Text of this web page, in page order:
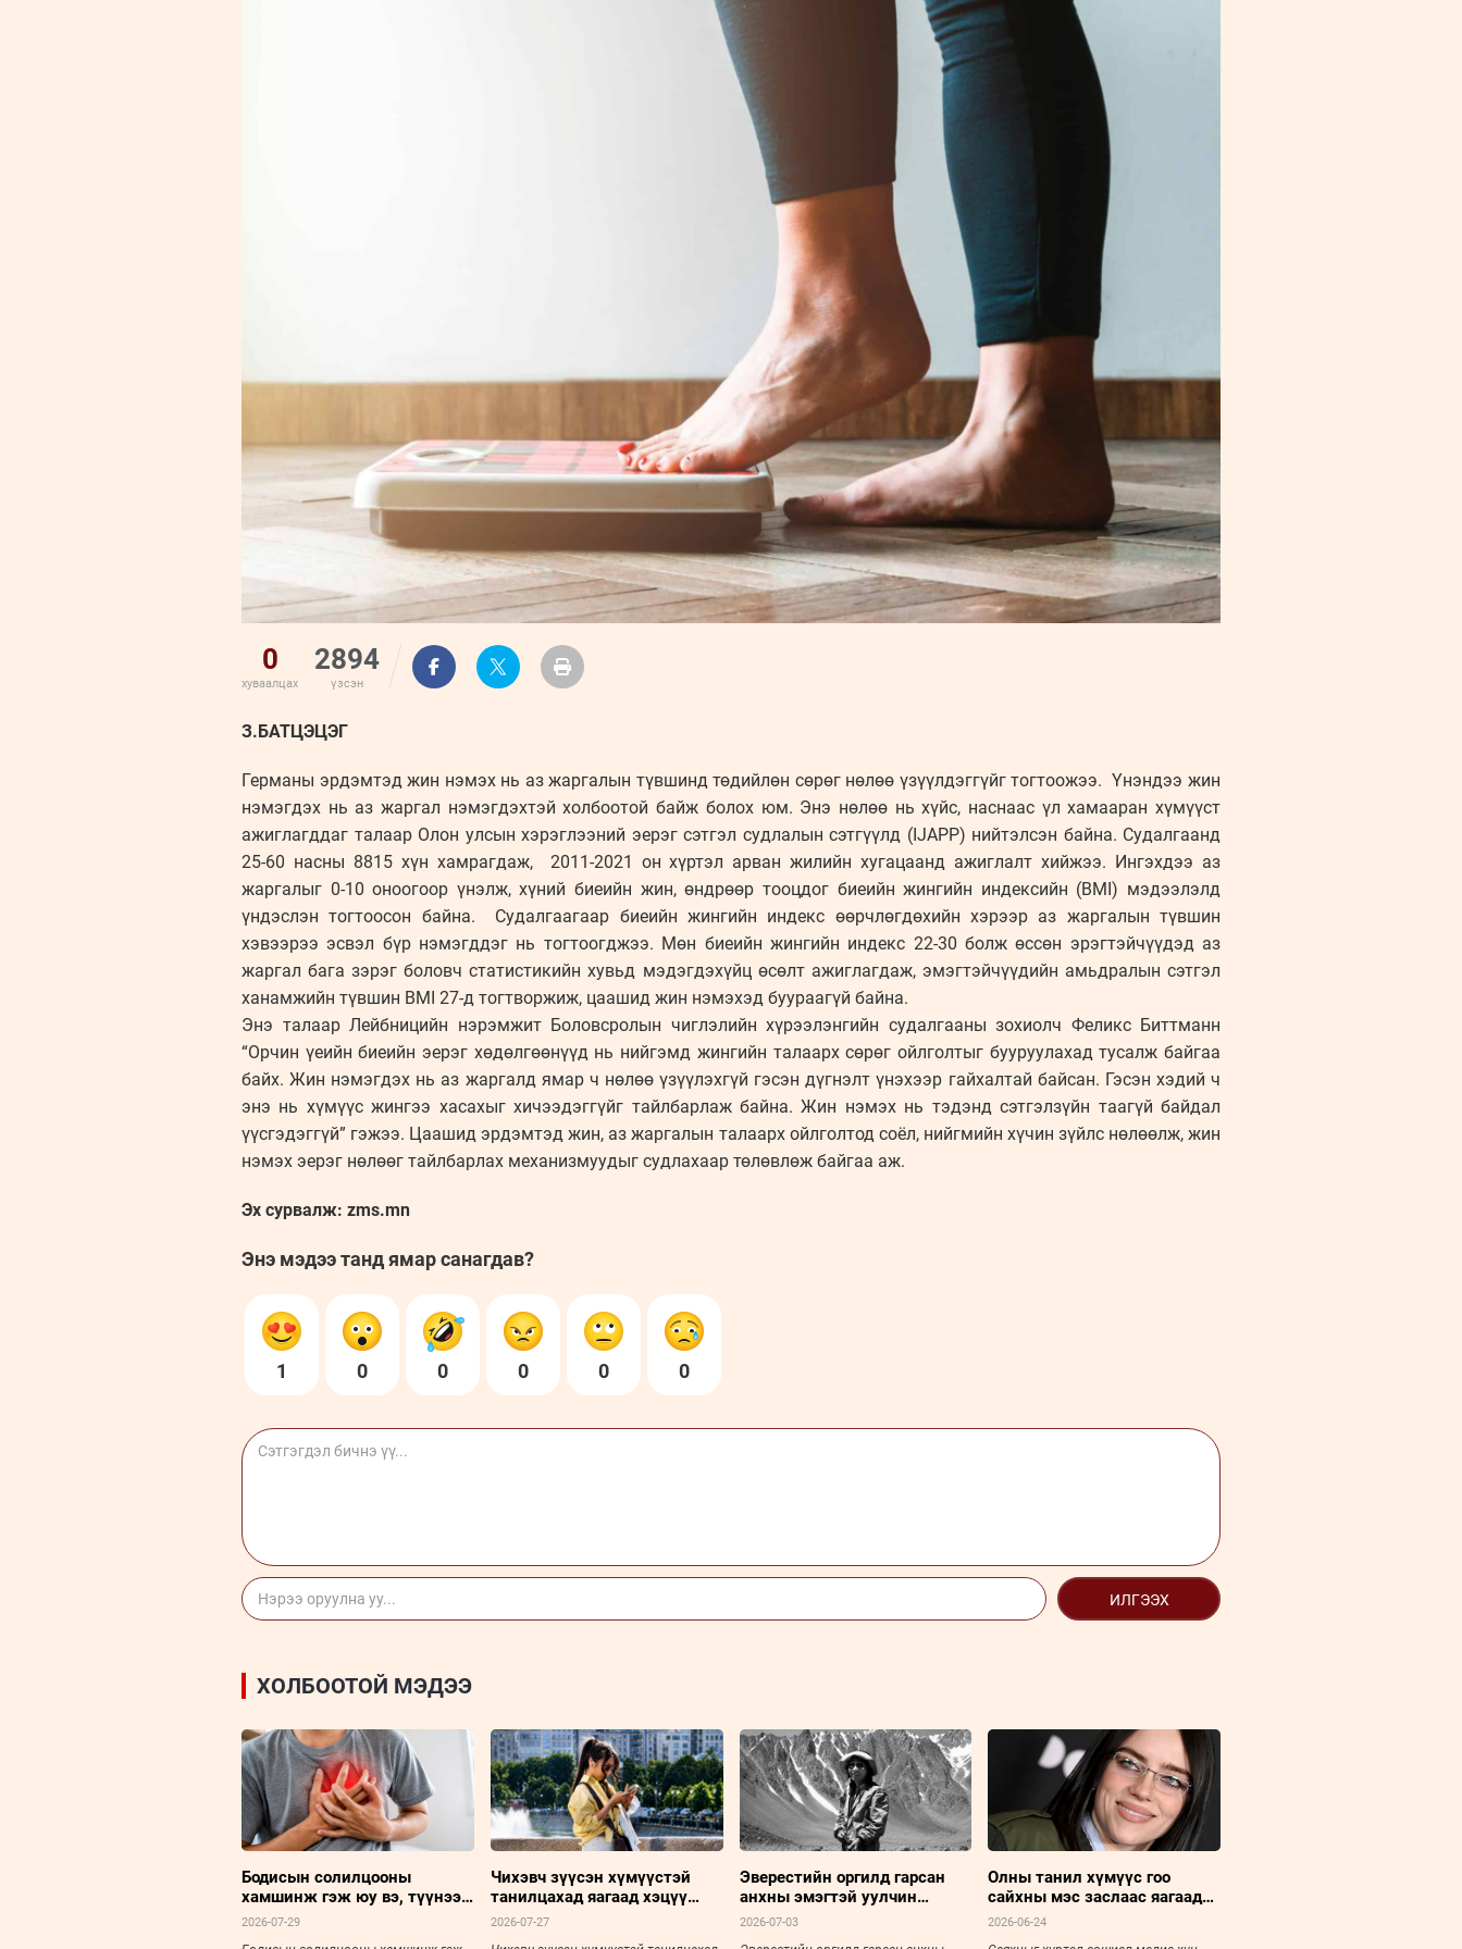
0
хуваалцах
2894
үзсэн
З.БАТЦЭЦЭГ
Германы эрдэмтэд жин нэмэх нь аз жаргалын түвшинд төдийлөн сөрөг нөлөө үзүүлдэггүйг тогтоожээ. Үнэндээ жин
нэмэгдэх нь аз жаргал нэмэгдэхтэй холбоотой байж болох юм. Энэ нөлөө нь хүйс, наснаас үл хамааран хүмүүст
ажиглагддаг талаар Олон улсын хэрэглээний эерэг сэтгэл судлалын сэтгүүлд (IJAPP) нийтэлсэн байна. Судалгаанд
25-60 насны 8815 хүн хамрагдаж, 2011-2021 он хүртэл арван жилийн хугацаанд ажиглалт хийжээ. Ингэхдээ аз
жаргалыг 0-10 оноогоор үнэлж, хүний биеийн жин, өндрөөр тооцдог биеийн жингийн индексийн (BMI) мэдээлэлд
үндэслэн тогтоосон байна. Судалгаагаар биеийн жингийн индекс өөрчлөгдөхийн хэрээр аз жаргалын түвшин
хэвээрээ эсвэл бүр нэмэгддэг нь тогтоогджээ. Мөн биеийн жингийн индекс 22-30 болж өссөн эрэгтэйчүүдэд аз
жаргал бага зэрэг боловч статистикийн хувьд мэдэгдэхүйц өсөлт ажиглагдаж, эмэгтэйчүүдийн амьдралын сэтгэл
ханамжийн түвшин BMI 27-д тогтворжиж, цаашид жин нэмэхэд буураагүй байна.
Энэ талаар Лейбницийн нэрэмжит Боловсролын чиглэлийн хүрээлэнгийн судалгааны зохиолч Феликс Биттманн
“Орчин үеийн биеийн эерэг хөдөлгөөнүүд нь нийгэмд жингийн талаарх сөрөг ойлголтыг бууруулахад тусалж байгаа
байх. Жин нэмэгдэх нь аз жаргалд ямар ч нөлөө үзүүлэхгүй гэсэн дүгнэлт үнэхээр гайхалтай байсан. Гэсэн хэдий ч
энэ нь хүмүүс жингээ хасахыг хичээдэггүйг тайлбарлаж байна. Жин нэмэх нь тэдэнд сэтгэлзүйн таагүй байдал
үүсгэдэггүй” гэжээ. Цаашид эрдэмтэд жин, аз жаргалын талаарх ойлголтод соёл, нийгмийн хүчин зүйлс нөлөөлж, жин
нэмэх эерэг нөлөөг тайлбарлах механизмуудыг судлахаар төлөвлөж байгаа аж.
Эх сурвалж: zms.mn
Энэ мэдээ танд ямар санагдав?
1 0 0 0 0 0
ИЛГЭЭХ
ХОЛБООТОЙ МЭДЭЭ
Бодисын солилцооны
хамшинж гэж юу вэ, түүнээс
хэрхэн сэргийлэх вэ?
2026-07-29
Чихэвч зүүсэн хүмүүстэй
танилцахад яагаад хэцүү
байдаг вэ
2026-07-27
Эверестийн оргилд гарсан
анхны эмэгтэй уулчин
Жүнко Табэй
2026-07-03
Олны танил хүмүүс гоо
сайхны мэс заслаас яагаад
татгалзах болов
2026-06-24